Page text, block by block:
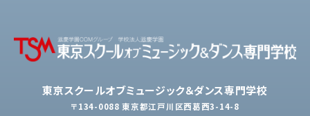
東京スクールオブミュージック＆ダンス専門学校
〒134-0088 東京都江戸川区西葛西3-14-8